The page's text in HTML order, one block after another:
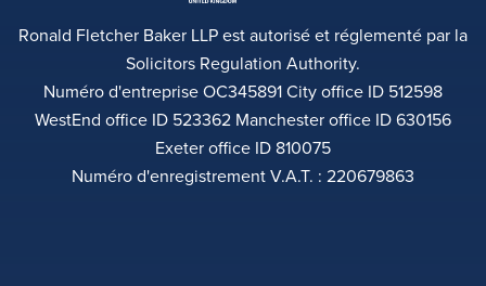
Ronald Fletcher Baker LLP est autorisé et réglementé par la
Solicitors Regulation Authority.
Numéro d'entreprise OC345891 City office ID 512598
WestEnd office ID 523362 Manchester office ID 630156
Exeter office ID 810075
Numéro d'enregistrement V.A.T. : 220679863